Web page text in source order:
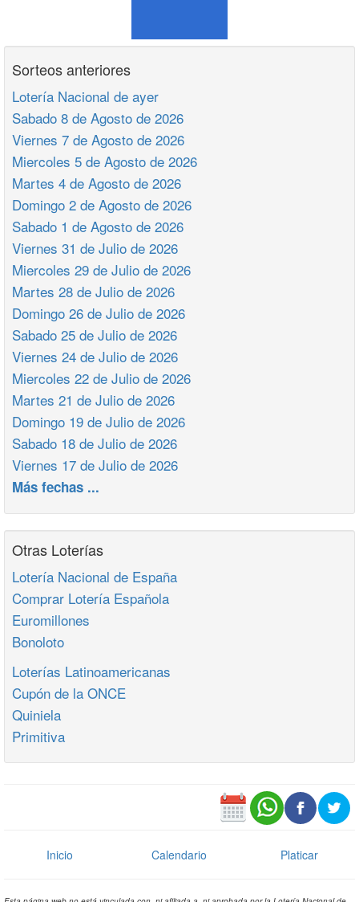
Sorteos anteriores
Lotería Nacional de ayer
Sabado 8 de Agosto de 2026
Viernes 7 de Agosto de 2026
Miercoles 5 de Agosto de 2026
Martes 4 de Agosto de 2026
Domingo 2 de Agosto de 2026
Sabado 1 de Agosto de 2026
Viernes 31 de Julio de 2026
Miercoles 29 de Julio de 2026
Martes 28 de Julio de 2026
Domingo 26 de Julio de 2026
Sabado 25 de Julio de 2026
Viernes 24 de Julio de 2026
Miercoles 22 de Julio de 2026
Martes 21 de Julio de 2026
Domingo 19 de Julio de 2026
Sabado 18 de Julio de 2026
Viernes 17 de Julio de 2026
Más fechas ...
Otras Loterías
Lotería Nacional de España
Comprar Lotería Española
Euromillones
Bonoloto
Loterías Latinoamericanas
Cupón de la ONCE
Quiniela
Primitiva
Inicio Calendario Platicar